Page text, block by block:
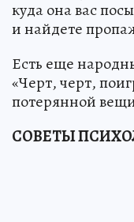
куда она вас
и найдете
Есть еще
«Черт, черт,
потерянной
СОВЕТЫ